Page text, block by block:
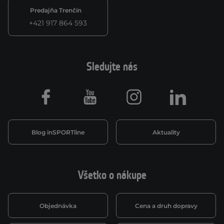
Predajňa Trenčín
+421 917 864 593
Všetko o nákupe
Objednávka Cena a druh dopravy
Sledujte nás
Blog inSPORTline Aktuality
Facebook Youtube Instagram LinkedIn